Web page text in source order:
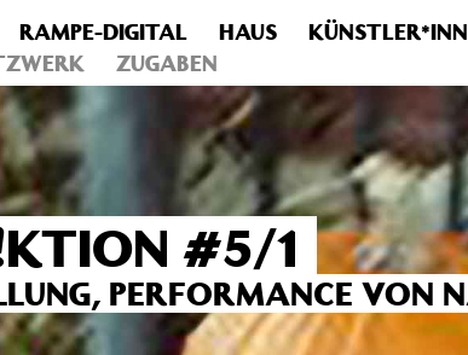
seit Version 4.4.0 veraltet! Verwende stattdessen
RAMPE-DIGITAL HAUS
ZUGABEN
#5/1
PERFORMANCE VON